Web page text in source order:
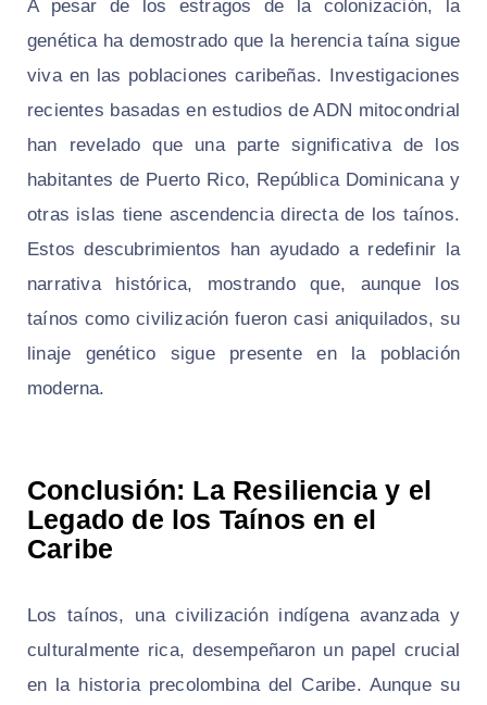
A pesar de los estragos de la colonización, la
genética ha demostrado que la herencia taína sigue
viva en las poblaciones caribeñas. Investigaciones
recientes basadas en estudios de ADN mitocondrial
han revelado que una parte significativa de los
habitantes de Puerto Rico, República Dominicana y
otras islas tiene ascendencia directa de los taínos.
Estos descubrimientos han ayudado a redefinir la
narrativa histórica, mostrando que, aunque los
taínos como civilización fueron casi aniquilados, su
linaje genético sigue presente en la población
moderna.
Conclusión: La Resiliencia y el
Legado de los Taínos en el
Caribe
Los taínos, una civilización indígena avanzada y
culturalmente rica, desempeñaron un papel crucial
en la historia precolombina del Caribe. Aunque su